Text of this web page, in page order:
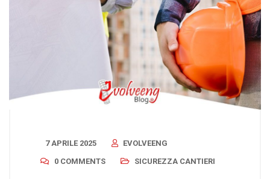
7 APRILE 2025
EVOLVEENG
0 COMMENTS
SICUREZZA CANTIERI